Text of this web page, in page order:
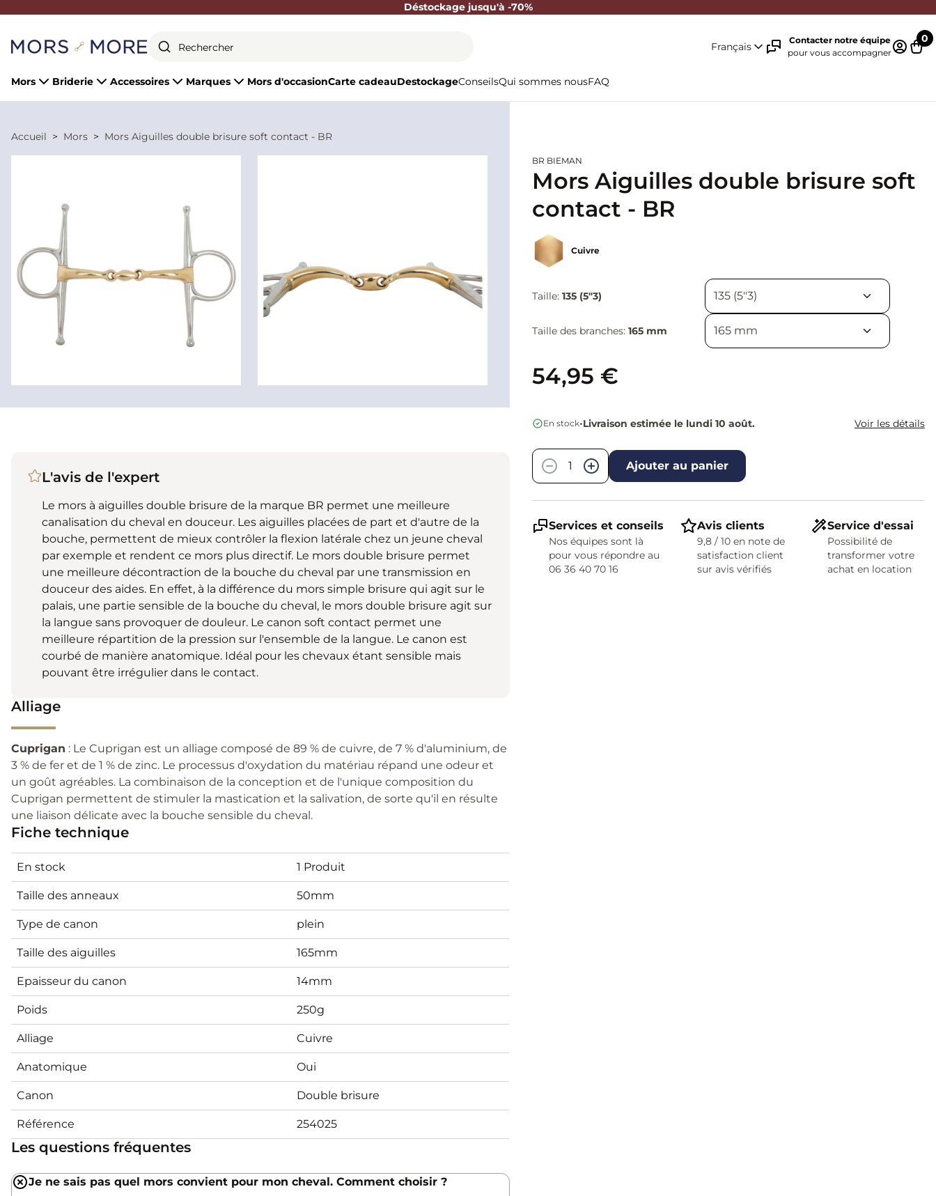
Déstockage jusqu'à -70%
Français
Contacter notre équipe
pour vous accompagner
0
Mors Briderie Accessoires Marques Mors d'occasionCarte cadeauDestockageConseilsQui sommes nousFAQ
Accueil Mors Mors Aiguilles double brisure soft contact - BR
BR BIEMAN
Mors Aiguilles double brisure soft
contact - BR
Cuivre
Taille: 135 (5"3)
Taille des branches: 165 mm
54,95 €
En stock•Livraison estimée le lundi 10 août. Voir les détails
−
+ Ajouter au panier
Services et conseils
Nos équipes sont là
pour vous répondre au
06 36 40 70 16
Avis clients
9,8 / 10 en note de
satisfaction client
sur avis vérifiés
Service d'essai
Possibilité de
transformer votre
achat en location
L'avis de l'expert
Le mors à aiguilles double brisure de la marque BR permet une meilleure
canalisation du cheval en douceur. Les aiguilles placées de part et d'autre de la
bouche, permettent de mieux contrôler la flexion latérale chez un jeune cheval
par exemple et rendent ce mors plus directif. Le mors double brisure permet
une meilleure décontraction de la bouche du cheval par une transmission en
douceur des aides. En effet, à la différence du mors simple brisure qui agit sur le
palais, une partie sensible de la bouche du cheval, le mors double brisure agit sur
la langue sans provoquer de douleur. Le canon soft contact permet une
meilleure répartition de la pression sur l'ensemble de la langue. Le canon est
courbé de manière anatomique. Idéal pour les chevaux étant sensible mais
pouvant être irrégulier dans le contact.
Alliage
Cuprigan : Le Cuprigan est un alliage composé de 89 % de cuivre, de 7 % d'aluminium, de
3 % de fer et de 1 % de zinc. Le processus d'oxydation du matériau répand une odeur et
un goût agréables. La combinaison de la conception et de l'unique composition du
Cuprigan permettent de stimuler la mastication et la salivation, de sorte qu'il en résulte
une liaison délicate avec la bouche sensible du cheval.
Fiche technique
En stock 1 Produit
Taille des anneaux 50mm
Type de canon plein
Taille des aiguilles 165mm
Epaisseur du canon 14mm
Poids 250g
Alliage Cuivre
Anatomique Oui
Canon Double brisure
Référence 254025
Les questions fréquentes
Je ne sais pas quel mors convient pour mon cheval. Comment choisir ?